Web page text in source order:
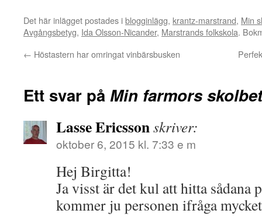
Det här inlägget postades iblogginlägg, krantz-marstrand, Min
Avgångsbetyg, Ida Olsson-Nicander, Marstrands folkskola.
← Höstastern har omringat vinbärsbusken
Ett svar på Min farmors
Lasse Ericssonskriver:
oktober 6, 2015 kl. 7:33 e m
Hej Birgitta!
Ja visst är det kul att hitta sådana
kommer ju personen ifråga